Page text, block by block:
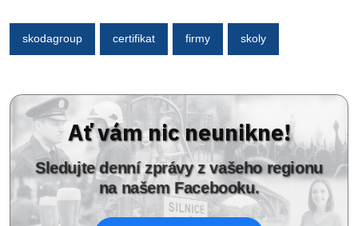
skodagroup certifikat firmy skoly
Ať vám nic neunikne!
Sledujte denní zprávy z vašeho regionu
na našem Facebooku.